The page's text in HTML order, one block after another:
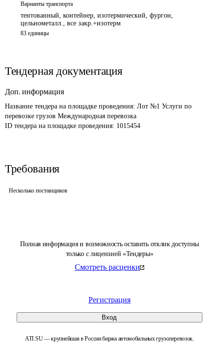
Полная информация и возможность оставить отклик доступны
только с лицензией «Тендеры»
Смотреть расценки
Регистрация
Вход
ATI.SU — крупнейшая в России биржа автомобильных грузоперевозок.
Варианты транспорта
тентованный, контейнер, изотермический, фургон,
цельнометалл., все закр.+изотерм
83 единицы
Тендерная документация
Доп. информация
Название тендера на площадке проведения: Лот №1 Услуги по
перевозке грузов Международная перевозка
ID тендера на площадке проведения: 1015454
Требования
Несколько поставщиков